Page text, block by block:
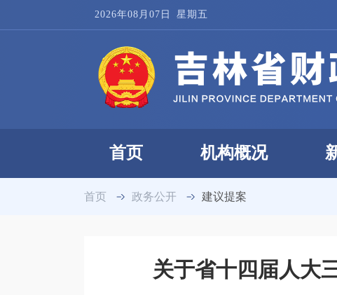
2026年08月07日 星期五
首页 机构概况
首页 政务公开 建议提案
关于省十四届人大